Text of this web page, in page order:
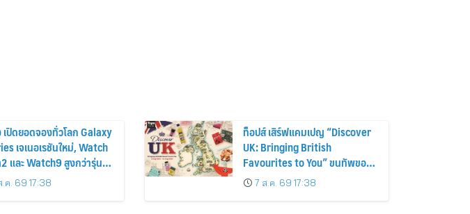
ปิดยอดจองทั่วโลก Galaxy
เจเนอเรชันใหม่, Watch
และ Watch9 สูงกว่ารุ่น
ากว่า 30%
.ค. 69 17:38
ท็อปส์ เสิร์ฟแคมเปญ “Discover
UK: Bringing British
Favourites to You” ขนทัพของ
อร่อยและไอเท็มฮิตจากสหราช
อาณาจักร ส่งตรงถึงมือตั้งแต่วัน
7 ส.ค. 69 17:38